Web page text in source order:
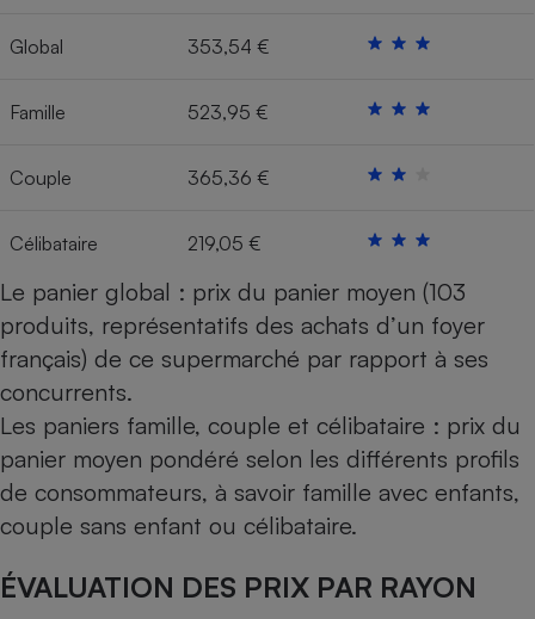
Global 353,54 €
Famille 523,95 €
Couple 365,36 €
Célibataire 219,05 €
Le panier global : prix du panier moyen (103
produits, représentatifs des achats d’un foyer
français) de ce supermarché par rapport à ses
concurrents.
Les paniers famille, couple et célibataire : prix du
panier moyen pondéré selon les différents profils
de consommateurs, à savoir famille avec enfants,
couple sans enfant ou célibataire.
ÉVALUATION DES PRIX PAR RAYON
Climatiseur -
Cafetière à expressos
Robot ménager